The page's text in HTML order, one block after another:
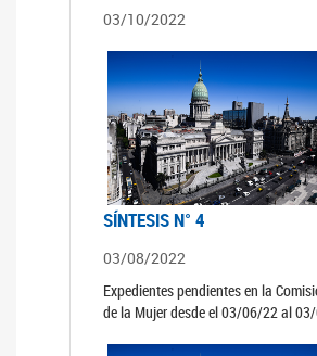
03/10/2022
SÍNTESIS N° 4
03/08/2022
Expedientes pendientes en la
de la Mujer desde el 03/06/22 al